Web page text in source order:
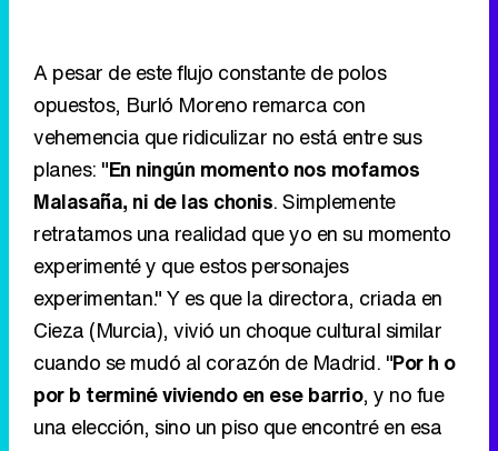
retratamos una realidad que yo en su momento
experimenté y que estos personajes
experimentan." Y es que la directora, criada en
Cieza (Murcia), vivió un choque cultural similar
cuando se mudó al corazón de Madrid. "Por h o
por b terminé viviendo en ese barrio , y no fue
una elección, sino un piso que encontré en esa
zona, ydescubrí cosas que no veía en mi
pueblo y tuve que familiarizarme con ellas,"
rememora Burló Moreno, que sacó mucho en
claro de aquella experiencia: "En ocasiones no te
cogen en un piso simplemente por tu físico,